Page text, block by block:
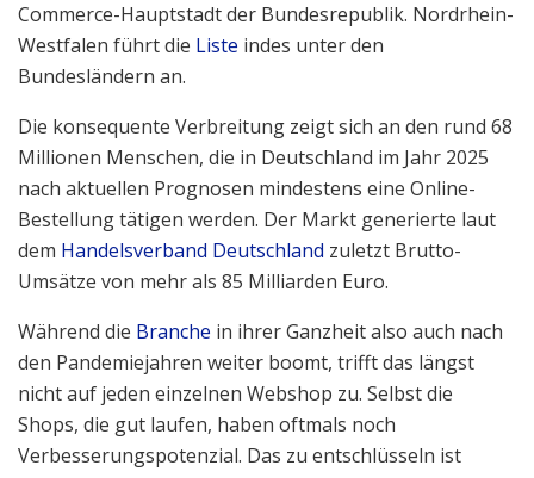
Commerce-Hauptstadt der Bundesrepublik. Nordrhein-
Westfalen führt die Liste indes unter den
Bundesländern an.
Die konsequente Verbreitung zeigt sich an den rund 68
Millionen Menschen, die in Deutschland im Jahr 2025
nach aktuellen Prognosen mindestens eine Online-
Bestellung tätigen werden. Der Markt generierte laut
dem Handelsverband Deutschland zuletzt Brutto-
Umsätze von mehr als 85 Milliarden Euro.
Während die Branche in ihrer Ganzheit also auch nach
den Pandemiejahren weiter boomt, trifft das längst
nicht auf jeden einzelnen Webshop zu. Selbst die
Shops, die gut laufen, haben oftmals noch
Verbesserungspotenzial. Das zu entschlüsseln ist